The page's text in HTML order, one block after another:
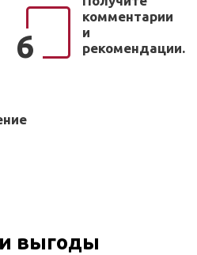
6
комментарии
и
рекомендации.
выгоды